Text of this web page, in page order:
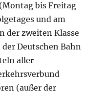
bis Freitag
und am
der zweiten Klasse
Deutschen Bahn
aller
(außer der